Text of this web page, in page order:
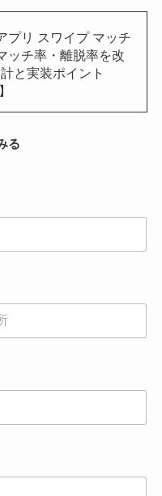
プリ スワイプ マッチ
ッチ率・離脱率を改
と実装ポイント
る